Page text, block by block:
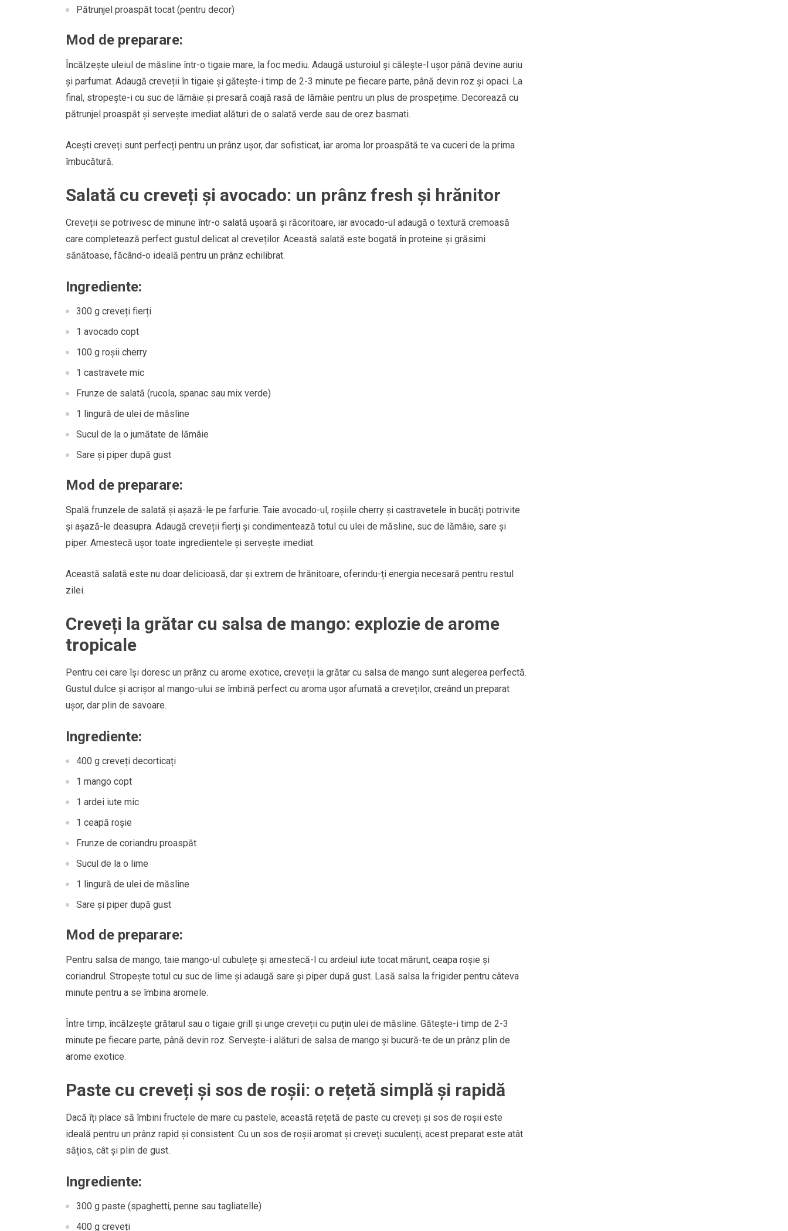
Pătrunjel proaspăt tocat (pentru decor)
Mod de preparare:
Încălzește uleiul de măsline într-o tigaie mare, la foc mediu. Adaugă usturoiul și călește-l ușor până devine auriu
și parfumat. Adaugă creveții în tigaie și gătește-i timp de 2-3 minute pe fiecare parte, până devin roz și opaci. La
final, stropește-i cu suc de lămâie și presară coajă rasă de lămâie pentru un plus de prospețime. Decorează cu
pătrunjel proaspăt și servește imediat alături de o salată verde sau de orez basmati.
Acești creveți sunt perfecți pentru un prânz ușor, dar sofisticat, iar aroma lor proaspătă te va cuceri de la prima
îmbucătură.
Salată cu creveți și avocado: un prânz fresh și hrănitor
Creveții se potrivesc de minune într-o salată ușoară și răcoritoare, iar avocado-ul adaugă o textură cremoasă
care completează perfect gustul delicat al creveților. Această salată este bogată în proteine și grăsimi
sănătoase, făcând-o ideală pentru un prânz echilibrat.
Ingrediente:
300 g creveți fierți
1 avocado copt
100 g roșii cherry
1 castravete mic
Frunze de salată (rucola, spanac sau mix verde)
1 lingură de ulei de măsline
Sucul de la o jumătate de lămâie
Sare și piper după gust
Mod de preparare:
Spală frunzele de salată și așază-le pe farfurie. Taie avocado-ul, roșiile cherry și castravetele în bucăți potrivite
și așază-le deasupra. Adaugă creveții fierți și condimentează totul cu ulei de măsline, suc de lămâie, sare și
piper. Amestecă ușor toate ingredientele și servește imediat.
Această salată este nu doar delicioasă, dar și extrem de hrănitoare, oferindu-ți energia necesară pentru restul
zilei.
Creveți la grătar cu salsa de mango: explozie de arome
tropicale
Pentru cei care își doresc un prânz cu arome exotice, creveții la grătar cu salsa de mango sunt alegerea perfectă.
Gustul dulce și acrișor al mango-ului se îmbină perfect cu aroma ușor afumată a creveților, creând un preparat
ușor, dar plin de savoare.
Ingrediente:
400 g creveți decorticați
1 mango copt
1 ardei iute mic
1 ceapă roșie
Frunze de coriandru proaspăt
Sucul de la o lime
1 lingură de ulei de măsline
Sare și piper după gust
Mod de preparare:
Pentru salsa de mango, taie mango-ul cubulețe și amestecă-l cu ardeiul iute tocat mărunt, ceapa roșie și
coriandrul. Stropește totul cu suc de lime și adaugă sare și piper după gust. Lasă salsa la frigider pentru câteva
minute pentru a se îmbina aromele.
Între timp, încălzește grătarul sau o tigaie grill și unge creveții cu puțin ulei de măsline. Gătește-i timp de 2-3
minute pe fiecare parte, până devin roz. Servește-i alături de salsa de mango și bucură-te de un prânz plin de
arome exotice.
Paste cu creveți și sos de roșii: o rețetă simplă și rapidă
Dacă îți place să îmbini fructele de mare cu pastele, această rețetă de paste cu creveți și sos de roșii este
ideală pentru un prânz rapid și consistent. Cu un sos de roșii aromat și creveți suculenți, acest preparat este atât
sățios, cât și plin de gust.
Ingrediente:
300 g paste (spaghetti, penne sau tagliatelle)
400 g creveți